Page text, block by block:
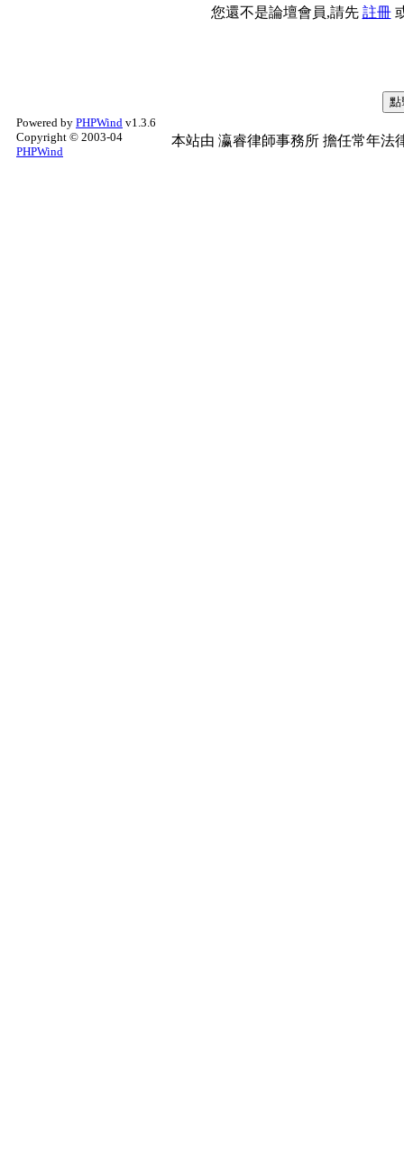
您還不是論壇會員,請先 註冊
Powered by PHPWind v1.3.6
Copyright © 2003-04
PHPWind
本站由 瀛睿律師事務所 擔任常年法